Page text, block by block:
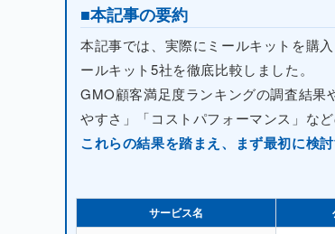
■本記事の要約
本記事では、実際にミールキットを購
ールキット5社を徹底比較しました。
GMO顧客満足度ランキングの調査結果
やすさ」「コストパフォーマンス」な
これらの結果を踏まえ、まず最初に検
サービス名